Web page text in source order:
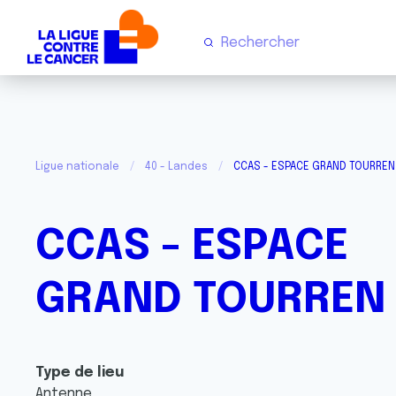
Ligue nationale 40 - Landes CCAS - ESPACE GRAND TOURREN
CCAS - ESPACE
GRAND TOURREN
Type de lieu